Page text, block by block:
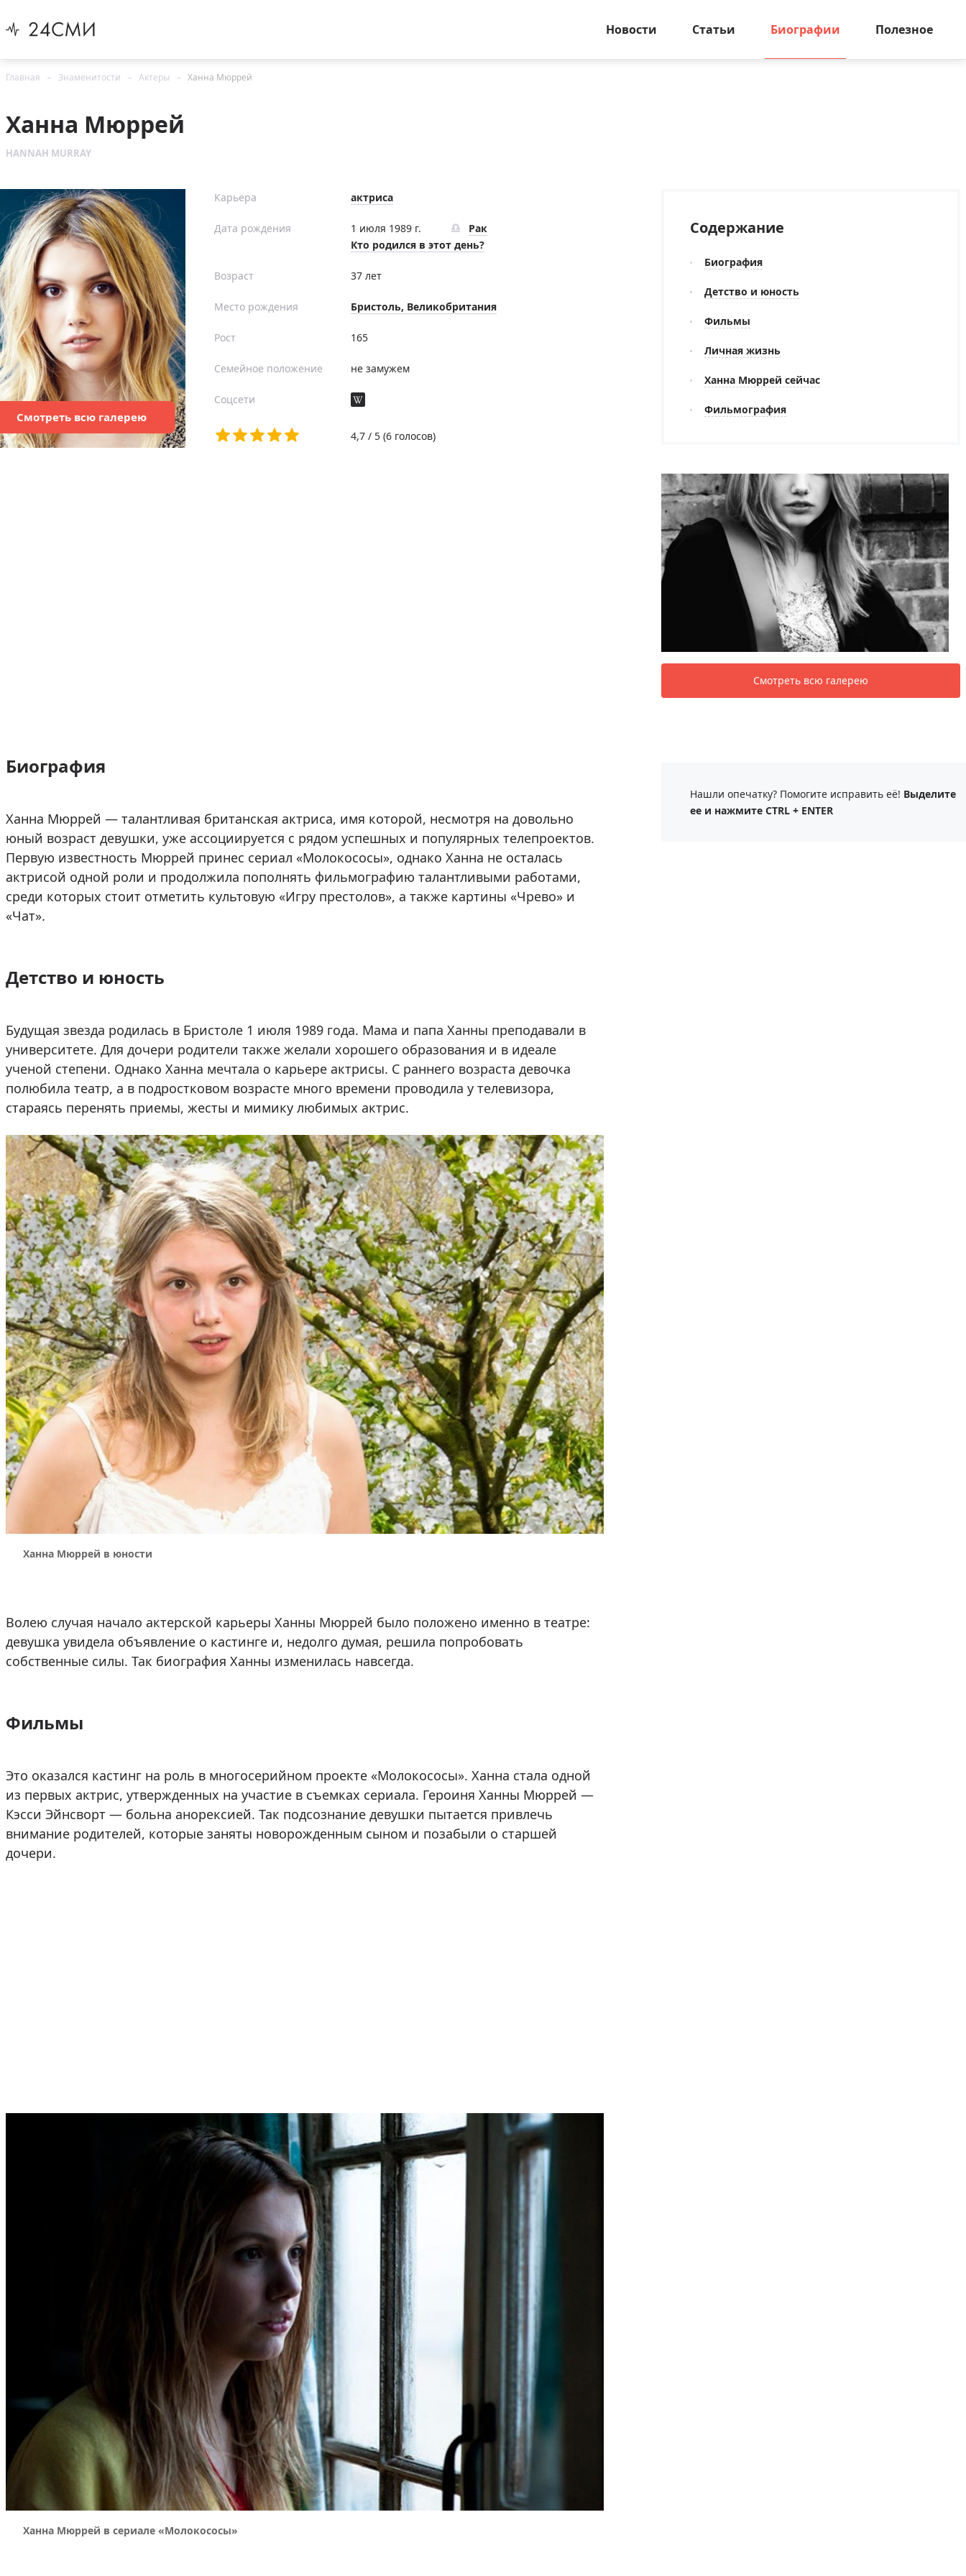
Новости Статьи Биографии Полезное
Главная Знаменитости Актеры Ханна Мюррей
Ханна Мюррей
HANNAH MURRAY
Смотреть всюгалерею
Карьера актриса
Дата рождения 1 июля 1989 г.
Рак
Кто родился в этот день?
Возраст 37 лет
Место рождения Бристоль, Великобритания
Рост 165
Семейное положение не замужем
Соцсети
4,7 / 5 (6 голосов)
Биография
Ханна Мюррей — талантливая британская актриса, имя которой, несмотря на довольно
юный возраст девушки, уже ассоциируется с рядом успешных и популярных телепроектов.
Первую известность Мюррей принес сериал «Молокососы», однако Ханна не осталась
актрисой одной роли и продолжила пополнять фильмографию талантливыми работами,
среди которых стоит отметить культовую «Игру престолов», а также картины «Чрево» и
«Чат».
Детство и юность
Будущая звезда родилась в Бристоле 1 июля 1989 года. Мама и папа Ханны преподавали в
университете. Для дочери родители также желали хорошего образования и в идеале
ученой степени. Однако Ханна мечтала о карьере актрисы. С раннего возраста девочка
полюбила театр, а в подростковом возрасте много времени проводила у телевизора,
стараясь перенять приемы, жесты и мимику любимых актрис.
Ханна Мюррей в юности
Волею случая начало актерской карьеры Ханны Мюррей было положено именно в театре:
девушка увидела объявление о кастинге и, недолго думая, решила попробовать
собственные силы. Так биография Ханны изменилась навсегда.
Фильмы
Это оказался кастинг на роль в многосерийном проекте «Молокососы». Ханна стала одной
из первых актрис, утвержденных на участие в съемках сериала. Героиня Ханны Мюррей —
Кэсси Эйнсворт — больна анорексией. Так подсознание девушки пытается привлечь
внимание родителей, которые заняты новорожденным сыном и позабыли о старшей
дочери.
Ханна Мюррей в сериале «Молокососы»
Содержание
Биография
Детство и юность
Фильмы
Личная жизнь
Ханна Мюррей сейчас
Фильмография
Смотреть всю галерею
Нашли опечатку? Помогите исправить её! Выделите
ее и нажмите CTRL + ENTER